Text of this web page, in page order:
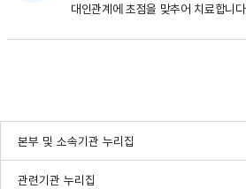
대인관계에 초점을 맞추어 치료합니
본부 및 소속기관 누리집
관련기관 누리집